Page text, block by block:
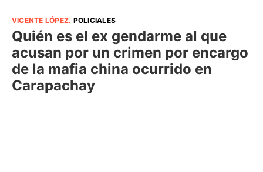
VICENTE LÓPEZ. POLICIALES
Quién es el ex gendarme al que
acusan por un crimen por encargo
de la mafia china ocurrido en
Carapachay